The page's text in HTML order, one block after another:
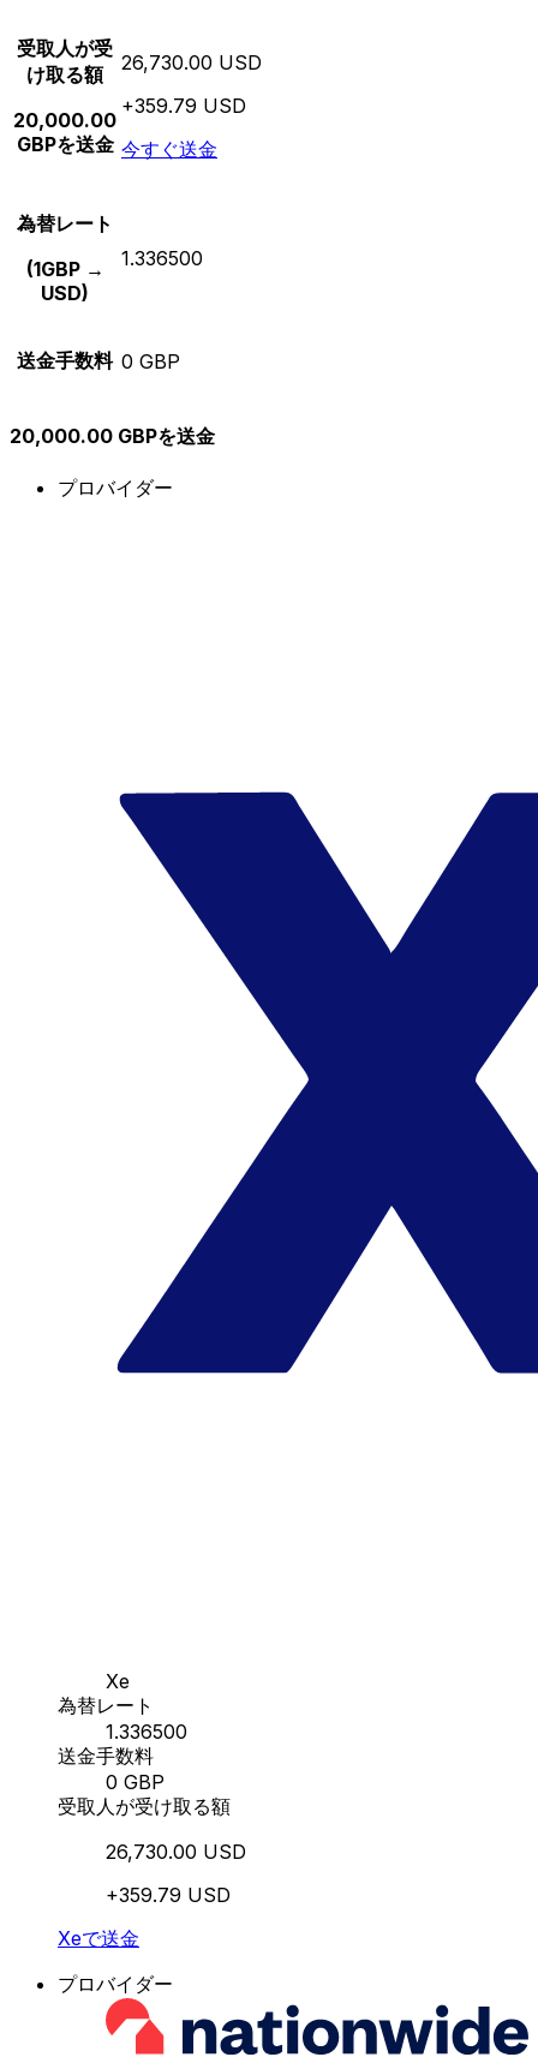
受取人が受
け取る額
20,000.00
GBPを送金
26,730.00 USD
+359.79 USD
今すぐ送金
為替レート
(1GBP →
USD)
1.336500
送金手数料 0 GBP
20,000.00 GBPを送金
プロバイダー
Xe
為替レート
1.336500
送金手数料
0 GBP
受取人が受け取る額
26,730.00 USD
+359.79 USD
Xeで送金
プロバイダー